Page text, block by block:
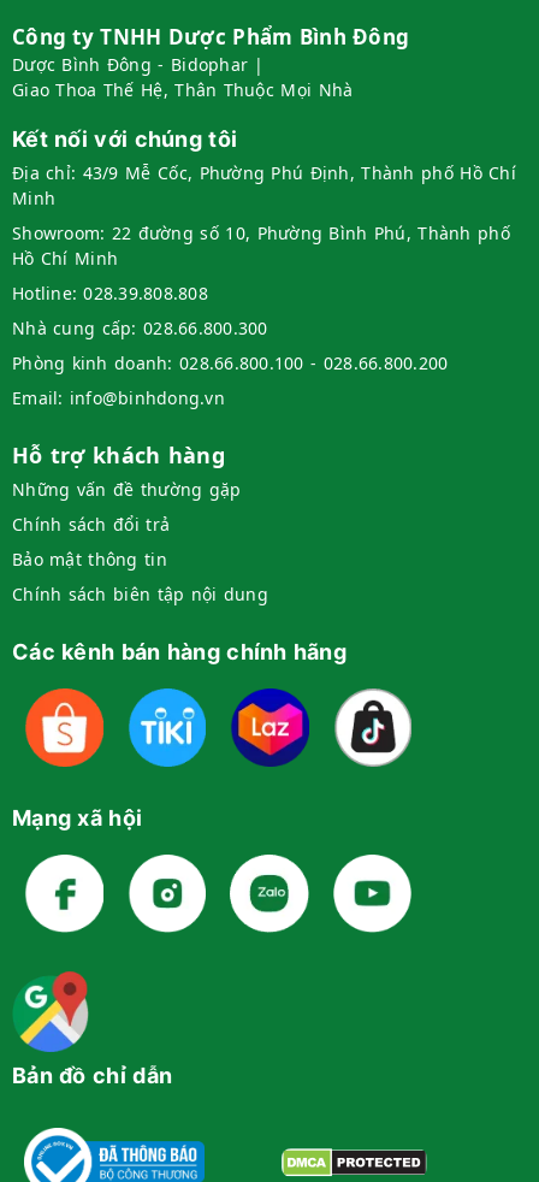
Công ty TNHH Dược Phẩm Bình Đông
Dược Bình Đông - Bidophar |
Giao Thoa Thế Hệ, Thân Thuộc Mọi Nhà
Kết nối với chúng tôi
Địa chỉ: 43/9 Mễ Cốc, Phường Phú Định, Thành phố Hồ Chí
Minh
Showroom: 22 đường số 10, Phường Bình Phú, Thành phố
Hồ Chí Minh
Hotline: 028.39.808.808
Nhà cung cấp: 028.66.800.300
Phòng kinh doanh: 028.66.800.100 - 028.66.800.200
Email: info@binhdong.vn
Hỗ trợ khách hàng
Những vấn đề thường gặp
Chính sách đổi trả
Bảo mật thông tin
Chính sách biên tập nội dung
Các kênh bán hàng chính hãng
Mạng xã hội
Bản đồ chỉ dẫn